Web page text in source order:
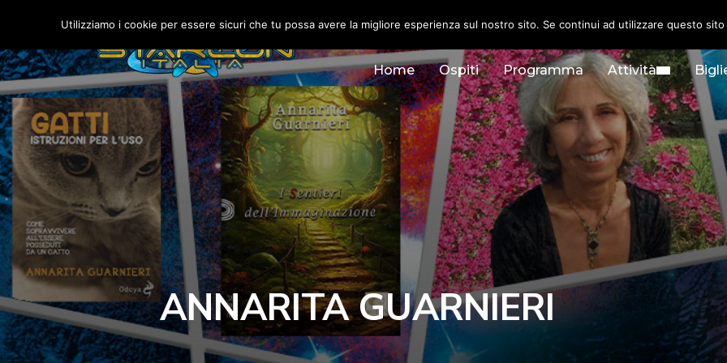
Home Ospiti Programma Attività
ANNARITA GUARNIERI
Utilizziamo i cookie per essere sicuri che tu possa avere la migliore esperienza sul nostro sito. Se continui ad utilizzare questo